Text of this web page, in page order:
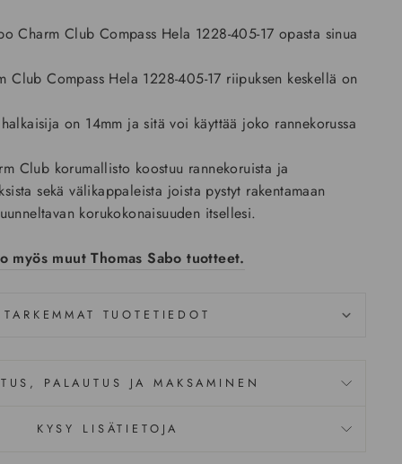
Charm Club Compass Hela 1228-405-17 opasta sinua
Club Compass Hela 1228-405-17 riipuksen keskellä on
on 14mm ja sitä voi käyttää joko rannekorussa
Club korumallisto koostuu rannekoruista ja
sekä välikappaleista joista pystyt rakentamaan
korukokonaisuuden itsellesi.
myös muut Thomas Sabo tuotteet.
TARKEMMAT TUOTETIEDOT
PALAUTUS JA MAKSAMINEN
KYSY LISÄTIETOJA